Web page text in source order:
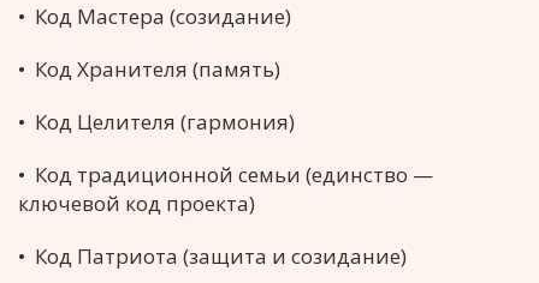
• Код Мастера (созидание)
• Код Хранителя (память)
• Код Целителя (гармония)
• Код традиционной семьи (единство —
ключевой код проекта)
• Код Патриота (защита и созидание)